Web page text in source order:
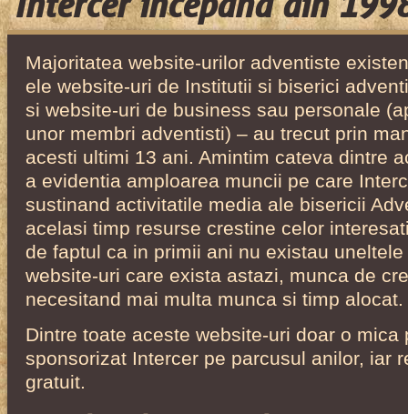
Majoritatea website-urilor adventiste
ele website-uri de Institutii si biserici
si website-uri de business sau personale
unor membri adventisti) – au trecut prin
acesti ultimi 13 ani. Amintim cateva dintre
a evidentia amploarea muncii pe care
sustinand activitatile media ale bisericii
acelasi timp resurse crestine celor
de faptul ca in primii ani nu existau
website-uri care exista astazi, munca de
necesitand mai multa munca si timp alocat.
Dintre toate aceste website-uri doar o mica
sponsorizat Intercer pe parcusul anilor, iar
gratuit.